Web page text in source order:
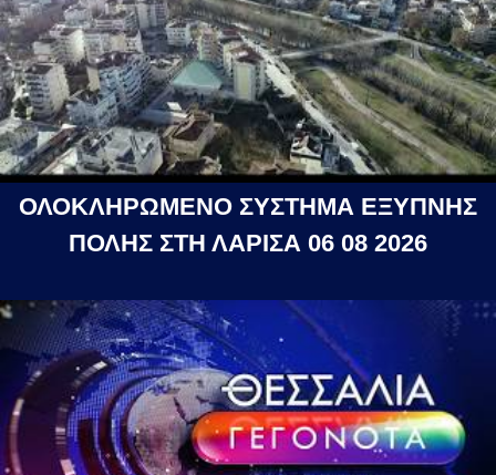
ΟΛΟΚΛΗΡΩΜΕΝΟ ΣΥΣΤΗΜΑ ΕΞΥΠΝΗΣ
ΠΟΛΗΣ ΣΤΗ ΛΑΡΙΣΑ 06 08 2026